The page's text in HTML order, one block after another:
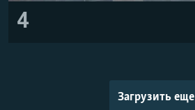
4
Загрузить еще